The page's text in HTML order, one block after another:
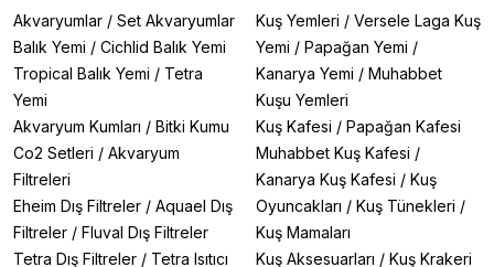
M-Pets Bamboo Kedi Köpek Temizleme Mendili (80'li)
M-Pets Antibakteriyel XL Temizleme Mendili (30'lu)
Ferplast Genico Fresh Pudra/Kokulu Mendiller
2. Şampuan ve Sabunlar
Bioline Aloe Vera Kedi ve Köpek Sabunu (100 gr)
Trixie Uzun Tüy Kolay Tarama Spreyi (175 ml)
3. Cilt Bakım Ürünleri
Eurogold Kedi Deri Bakım Damlası (5x1 ml)
Beaphar Aloe Veralı Antiseptik Deri Merhemi (30 ml)
Kedinizin Bakımı İçin İpuçları
1️ Düzenli tarama ile tüy yumaklarını önleyin
2️ Haftada 1-2 kez temizleme mendilleri ile hijyen
Akvaryumlar / Set Akvaryumlar
Balık Yemi / Cichlid Balık Yemi
Tropical Balık Yemi / Tetra
Yemi
Akvaryum Kumları / Bitki Kumu
Co2 Setleri / Akvaryum
Filtreleri
Eheim Dış Filtreler / Aquael Dış
Filtreler / Fluval Dış Filtreler
Tetra Dış Filtreler / Tetra Isıtıcı
Kuş Yemleri / Versele Laga Kuş
Yemi / Papağan Yemi /
Kanarya Yemi / Muhabbet
Kuşu Yemleri
Kuş Kafesi / Papağan Kafesi
Muhabbet Kuş Kafesi /
Kanarya Kuş Kafesi / Kuş
Oyuncakları / Kuş Tünekleri /
Kuş Mamaları
Kuş Aksesuarları / Kuş Krakeri